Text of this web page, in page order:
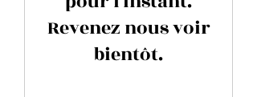
Revenez nous voir
bientôt.